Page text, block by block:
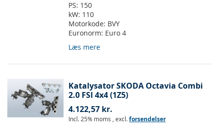
PS: 150
kW: 110
Motorkode: BVY
Euronorm: Euro 4
Læs mere
Katalysator SKODA Octavia Combi
2.0 FSI 4x4 (1Z5)
4.122,57 kr.
Incl. 25% moms , excl.forsendelser